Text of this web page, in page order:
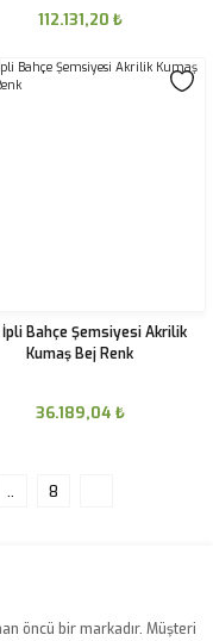
112.131,20 ₺
Bahçe Şemsiyesi Akrilik
Kumaş Bej Renk
36.189,04 ₺
.. 8
öncü bir markadır. Müşteri